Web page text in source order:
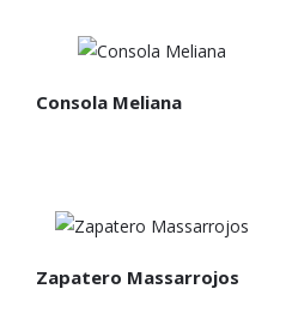
Consola Meliana
Zapatero Massarrojos